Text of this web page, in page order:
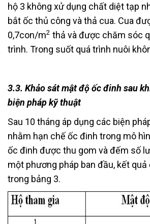
hộ 3 không xử dụng chất diệt tạp
bắt ốc thủ công và thả cua. Cua
0,7con/m2 thả và được chăm sóc
trình. Trong suốt quá trình nuôi
3.3. Khảo sát mật độ ốc đinh sau
biện pháp kỹ thuật
Sau 10 tháng áp dụng các biện
nhằm hạn chế ốc đinh trong mô
ốc đinh được thu gom và đếm số
một phương pháp ban đầu, kết
trong bảng 3.